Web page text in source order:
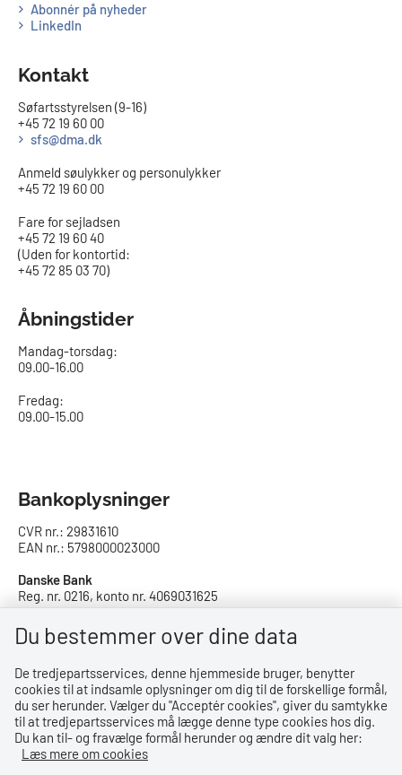
Abonnér på nyheder
LinkedIn
Kontakt
Søfartsstyrelsen (9-16)
+45 72 19 60 00
sfs@dma.dk
Anmeld søulykker og personulykker
+45 72 19 60 00
Fare for sejladsen
+45 72 19 60 40
(Uden for kontortid:
+45 72 85 03 70)
Åbningstider
Mandag-torsdag:
09.00-16.00​
Fredag:
09.00-15.00
Bankoplysninger
CVR nr.: 29831610
EAN nr.: 5798000023000
Danske Bank
Reg. nr. 0216, konto nr. 4069031625
IBAN: DK8402164069031625
SWIFT: DABADKKK
Privatlivspolitik
Privatlivspolitik
Tilgængelighedserklæring
Du bestemmer over dine data
De tredjepartsservices, denne hjemmeside bruger, benytter
cookies til at indsamle oplysninger om dig til de forskellige formål,
du ser herunder. Vælger du ''Acceptér cookies'', giver du samtykke
til at tredjepartsservices må lægge denne type cookies hos dig.
Du kan til- og fravælge formål herunder og ændre dit valg her:
Læs mere om cookies